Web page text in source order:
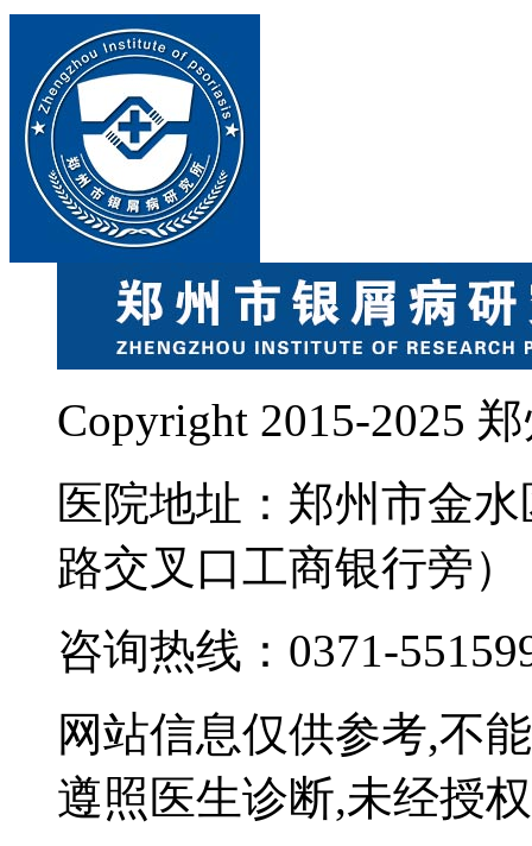
Copyright 2015-2025
医院地址：郑州市金
路交叉口工商银行旁）
咨询热线：0371-
网站信息仅供参考,不
遵照医生诊断,未经授